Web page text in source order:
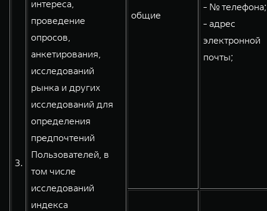
3.
интереса,
проведение
опросов,
анкетирования,
исследований
рынка и других
исследований для
определения
предпочтений
Пользователей, в
том числе
исследований
индекса
общие
- № телефона;
- адрес
электронной
почты;